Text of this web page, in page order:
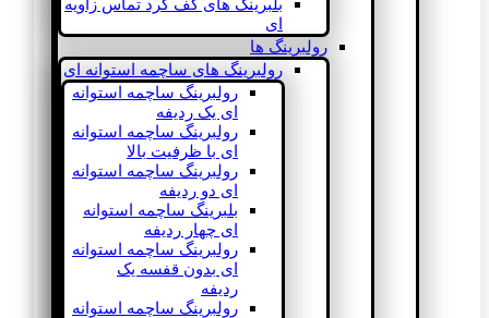
بلبرینگ های کف گرد تماس زاویه
ای
رولبرینگ ها
رولبرینگ های ساچمه استوانه ای
رولبرینگ ساچمه استوانه
ای یک ردیفه
رولبرینگ ساچمه استوانه
ای با ظرفیت بالا
رولبرینگ ساچمه استوانه
ای دو ردیفه
بلبرینگ ساچمه استوانه
ای چهار ردیفه
رولبرینگ ساچمه استوانه
ای بدون قفسه یک
ردیفه
رولبرینگ ساچمه استوانه